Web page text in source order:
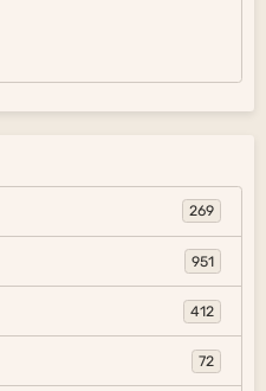
269
951
412
72